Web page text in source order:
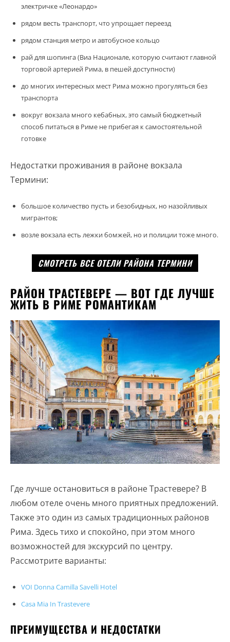
электричке «Леонардо»
рядом весть транспорт, что упрощает переезд
рядом станция метро и автобусное кольцо
рай для шопинга (Виа Национале, которую считают главной
торговой артерией Рима, в пешей доступности)
до многих интересных мест Рима можно прогуляться без
транспорта
вокруг вокзала много кебабных, это самый бюджетный
способ питаться в Риме не прибегая к самостоятельной
готовке
Недостатки проживания в районе вокзала
Термини:
большое количество пусть и безобидных, но назойливых
мигрантов;
возле вокзала есть лежки бомжей, но и полиции тоже много.
СМОТРЕТЬ ВСЕ ОТЕЛИ РАЙОНА ТЕРМИНИ
РАЙОН ТРАСТЕВЕРЕ — ВОТ ГДЕ ЛУЧШЕ
ЖИТЬ В РИМЕ РОМАНТИКАМ
Где лучше остановиться в районе Трастевере? В
любом отеле очень много приятных предложений.
Также это один из самых традиционных районов
Рима. Здесь тихо и спокойно, при этом много
возможностей для экскурсий по центру.
Рассмотрите варианты:
VOI Donna Camilla Savelli Hotel
Casa Mia In Trastevere
ПРЕИМУЩЕСТВА И НЕДОСТАТКИ